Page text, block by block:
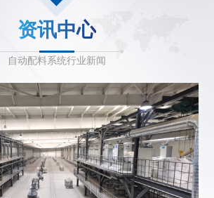
资讯中心
自动配料系统行业新闻